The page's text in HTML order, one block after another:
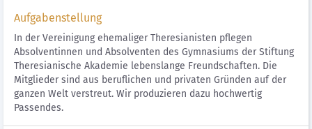
Aufgabenstellung
In der Vereinigung ehemaliger Theresianisten pflegen
Absolventinnen und Absolventen des Gymnasiums der Stiftung
Theresianische Akademie lebenslange Freundschaften. Die
Mitglieder sind aus beruflichen und privaten Gründen auf der
ganzen Welt verstreut. Wir produzieren dazu hochwertig
Passendes.